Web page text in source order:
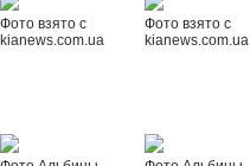
Фото взято с
kianews.com.ua
Фото взято с
kianews.com.ua